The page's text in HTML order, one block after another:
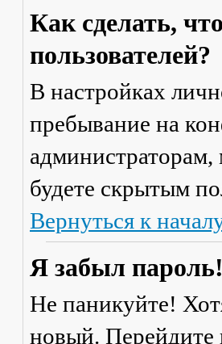
Как сделать,
пользователей?
В настройках
пребывание на
будете скрытым
Вернуться к
Я забыл пароль!
Не паникуйте!
новый. Перейдите